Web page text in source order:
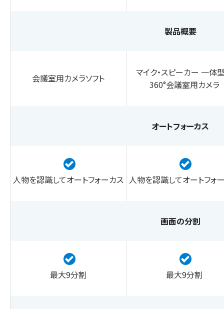
製品概要
会議室用カメラソフト
マイク・スピーカー 一体
360°会議室用カメラ
オートフォーカス
人物を認識してオートフォーカス 人物を認識してオートフォ
画面の分割
最大9分割 最大9分割